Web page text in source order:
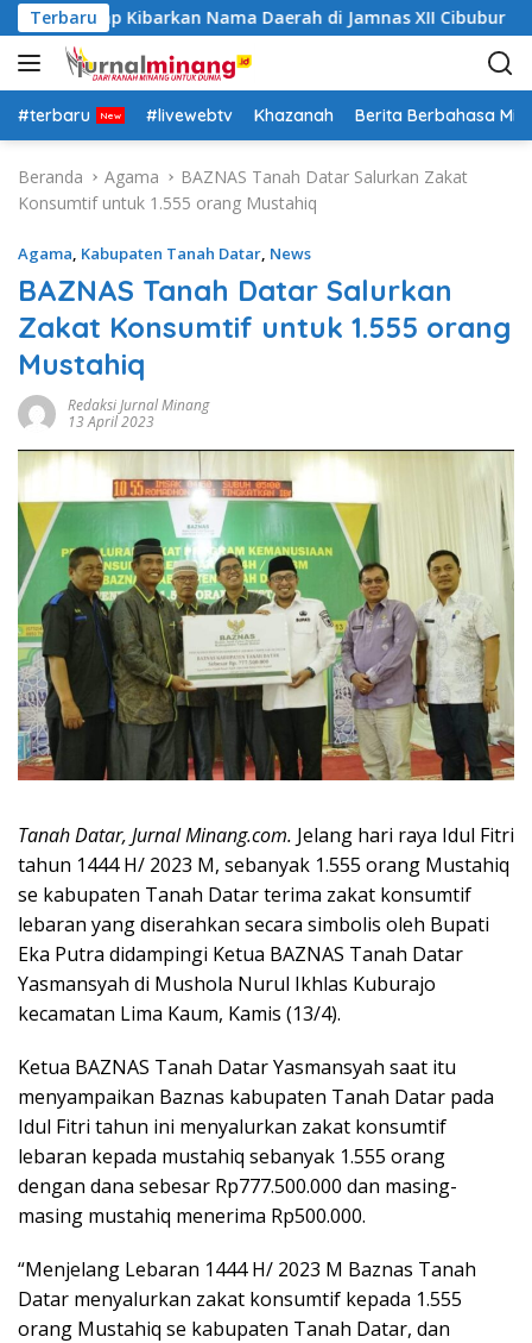
a
g
u
Terbaru
Siap Kibarkan Nama Daerah di Jamnas XII Cibubur
#terbaru #livewebtv Khazanah Berita Berbahasa
Beranda Agama
BAZNAS Tanah Datar Salurkan Zakat
Konsumtif untuk 1.555 orang Mustahiq
Agama, Kabupaten Tanah Datar, News
BAZNAS Tanah Datar Salurkan
Zakat Konsumtif untuk 1.555 orang
Mustahiq
Redaksi Jurnal Minang
13 April 2023
Tanah Datar, Jurnal Minang.com. Jelang hari raya Idul Fitri
tahun 1444 H/ 2023 M, sebanyak 1.555 orang Mustahiq
se kabupaten Tanah Datar terima zakat konsumtif
lebaran yang diserahkan secara simbolis oleh Bupati
Eka Putra didampingi Ketua BAZNAS Tanah Datar
Yasmansyah di Mushola Nurul Ikhlas Kuburajo
kecamatan Lima Kaum, Kamis (13/4).
Ketua BAZNAS Tanah Datar Yasmansyah saat itu
menyampaikan Baznas kabupaten Tanah Datar pada
Idul Fitri tahun ini menyalurkan zakat konsumtif
lebaran kepada mustahiq sebanyak 1.555 orang
dengan dana sebesar Rp777.500.000 dan masing-
masing mustahiq menerima Rp500.000.
“Menjelang Lebaran 1444 H/ 2023 M Baznas Tanah
Datar menyalurkan zakat konsumtif kepada 1.555
orang Mustahiq se kabupaten Tanah Datar, dan